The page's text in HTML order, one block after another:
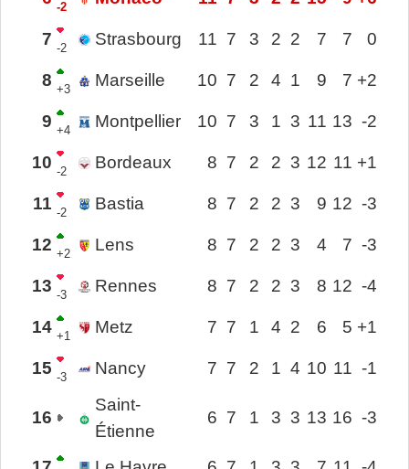
-2
7 -2 Strasbourg 11 7 3 2 2 7 7 0
8 +3 Marseille 10 7 2 4 1 9 7 +2
9 +4 Montpellier 10 7 3 1 3 11 13 -2
10 -2 Bordeaux 8 7 2 2 3 12 11 +1
11 -2 Bastia 8 7 2 2 3 9 12 -3
12 +2 Lens 8 7 2 2 3 4 7 -3
13 -3 Rennes 8 7 2 2 3 8 12 -4
14 +1 Metz 7 7 1 4 2 6 5 +1
15 -3 Nancy 7 7 2 1 4 10 11 -1
16
Saint-
Étienne
6 7 1 3 3 13 16 -3